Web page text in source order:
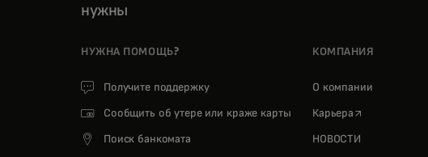
нужны
НУЖНА ПОМОЩЬ?
Получите поддержку
Сообщить об утере или краже карты
Поиск банкомата
КОМПАНИЯ
О компании
Карьера opens in a
НОВОСТИ